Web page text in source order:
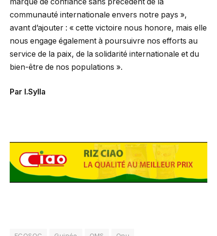
communauté internationale envers notre pays »,
avant d’ajouter : « cette victoire nous honore, mais elle
nous engage également à poursuivre nos efforts au
service de la paix, de la solidarité internationale et du
bien-être de nos populations ».
Par I.Sylla